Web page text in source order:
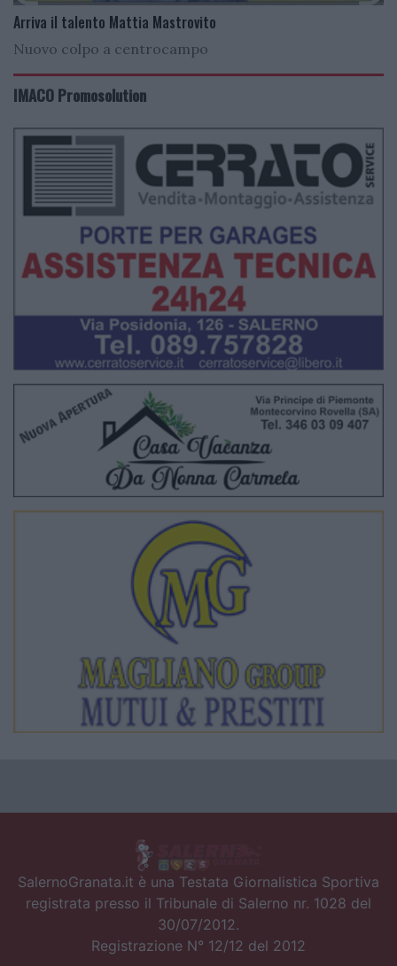
Arriva il talento Mattia Mastrovito
Nuovo colpo a centrocampo
IMACO Promosolution
SalernoGranata.it è una Testata Giornalistica Sportiva
registrata presso il Tribunale di Salerno nr. 1028 del
30/07/2012.
Registrazione N° 12/12 del 2012